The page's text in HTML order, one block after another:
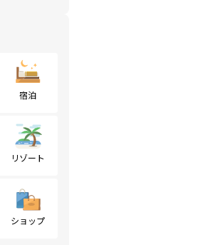
宿泊
リゾート
ショップ